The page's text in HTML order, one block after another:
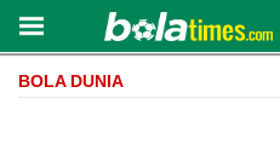
BOLA DUNIA